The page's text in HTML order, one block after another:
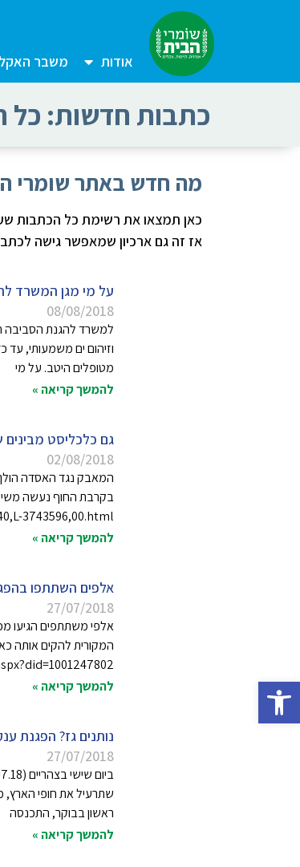
פתח סרגל נגישות
אודות משבר
כתבות חדשות: כל
מה חדש באתר שומרי
כאן תמצאו את רשימת כל הכתבות
אז זה גם ארכיון שמאפשר גישה
על מי מגן המשרד
08/08/2018
למשרד להגנת הסביבה
וזיהום ים משמעותי, עד
מטופלים היטב. על מי
להמשך קריאה »
גם כלכליסט
02/08/2018
3743596,00.html
להמשך קריאה »
אלפים השתתפו
27/07/2018
אלפי משתתפים הגיעו
להמשך קריאה »
נותנים גז? הפגנת
27/07/2018
שתרעיל את חופי הארץ,
ראשון בבוקר, התכנסה
להמשך קריאה »